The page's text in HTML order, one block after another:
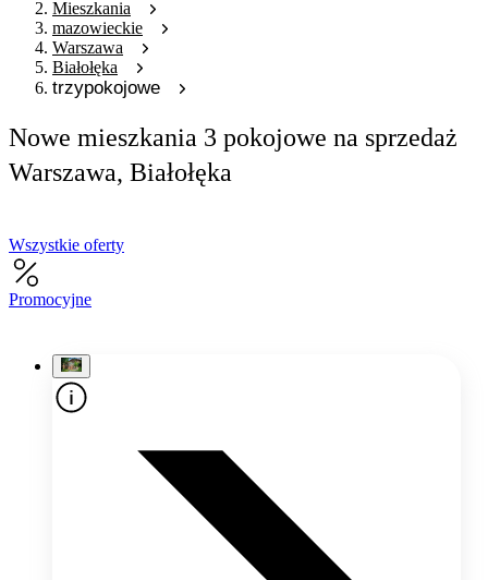
Mieszkania
mazowieckie
Warszawa
Białołęka
trzypokojowe
Nowe mieszkania 3 pokojowe na sprzedaż
Warszawa, Białołęka
Wszystkie oferty
Promocyjne